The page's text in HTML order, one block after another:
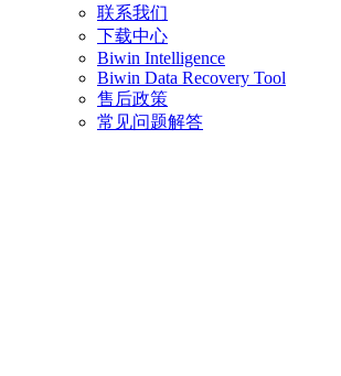
联系我们
下载中心
Biwin Intelligence
Biwin Data Recovery Tool
售后政策
常见问题解答